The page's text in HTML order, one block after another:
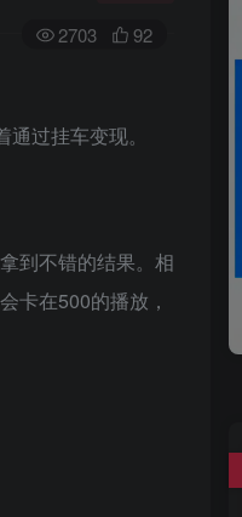
2703 92
过挂车变现。
到不错的结果。相
卡在500的播放，